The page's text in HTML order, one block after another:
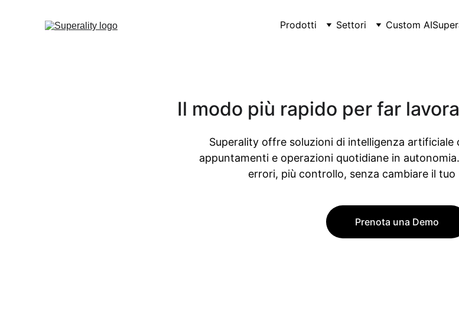
Prodotti Settori Custom AI
Il modo più rapido per far
Superality offre soluzioni di intelligenza artificiale
appuntamenti e operazioni quotidiane in
errori, più controllo, senza cambiare il
Prenota una Demo